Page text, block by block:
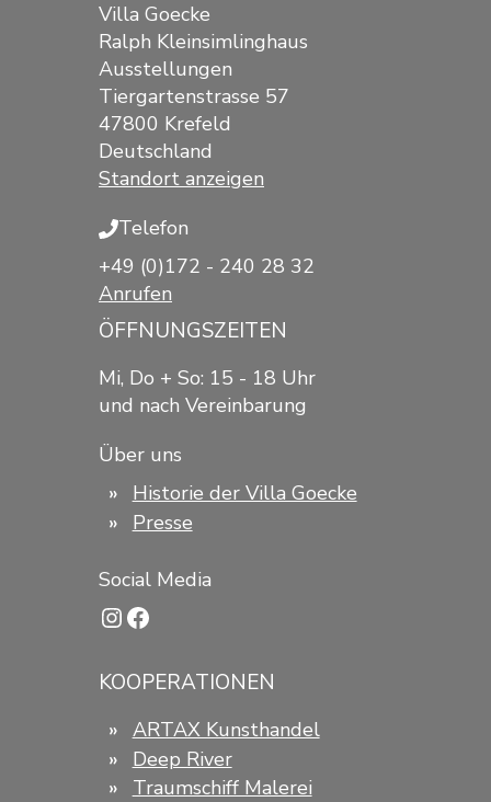
Villa Goecke
Ralph Kleinsimlinghaus
Ausstellungen
Tiergartenstrasse 57
47800 Krefeld
Deutschland
Standort anzeigen
Telefon
+49 (0)172 - 240 28 32
Anrufen
ÖFFNUNGSZEITEN
Mi, Do + So: 15 - 18 Uhr
und nach Vereinbarung
Über uns
Historie der Villa Goecke
Presse
Social Media
Instagram
Facebook
KOOPERATIONEN
ARTAX Kunsthandel
Deep River
Traumschiff Malerei